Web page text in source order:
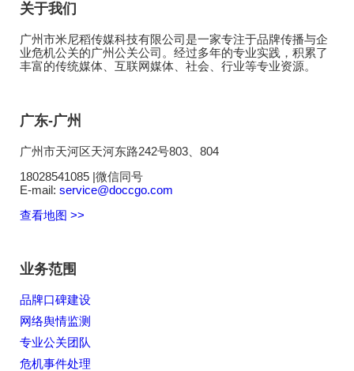
关于我们
广州市米尼稻传媒科技有限公司是一家专注于品牌传播与企
业危机公关的广州公关公司。经过多年的专业实践，积累了
丰富的传统媒体、互联网媒体、社会、行业等专业资源。
广东-广州
广州市天河区天河东路242号803、804
18028541085 |微信同号
E-mail: service@doccgo.com
查看地图 >>
业务范围
品牌口碑建设
网络舆情监测
专业公关团队
危机事件处理